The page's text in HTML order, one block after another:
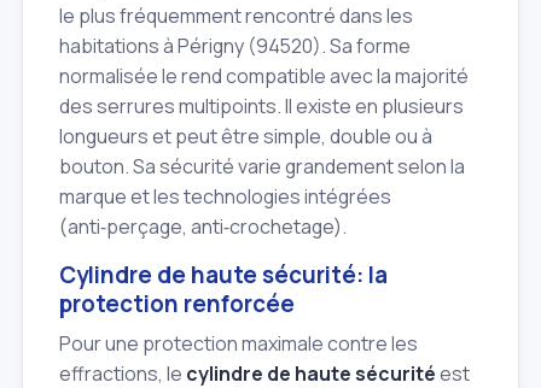
le plus fréquemment rencontré dans les
habitations à Périgny (94520). Sa forme
normalisée le rend compatible avec la majorité
des serrures multipoints. Il existe en plusieurs
longueurs et peut être simple, double ou à
bouton. Sa sécurité varie grandement selon la
marque et les technologies intégrées
(anti‑perçage, anti‑crochetage).
Cylindre de haute sécurité: la
protection renforcée
Pour une protection maximale contre les
effractions, le cylindre de haute sécuritéest